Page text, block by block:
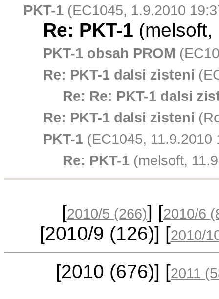
PKT-1 (EC1045, 1.9.2010
Re: PKT-1
PKT-1 obsah PROM
Re: PKT-1 dalsi zisteni
Re: Re: PKT-1 dalsi
Re: PKT-1 dalsi zisteni
PKT-1 (EC1045, 11.9.2010
Re: PKT-1 (melsoft,
[2010/5 (266)] [2010/6
[2010/9 (126)] [2010/
[2010 (676)] [2011